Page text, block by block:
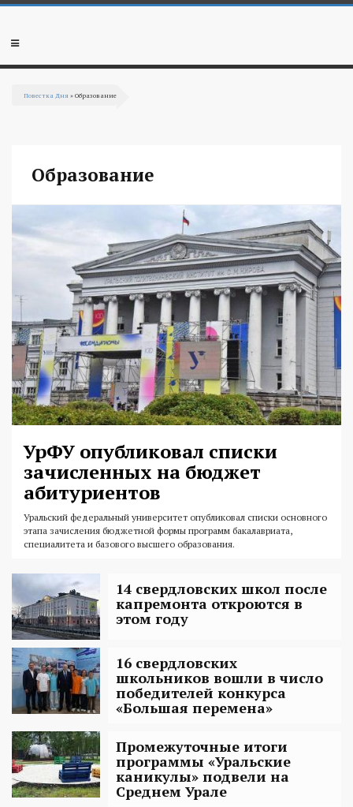
Перейти к основному содержанию
Мобильное
Повестка Дня » Образование
Образование
УрФУ опубликовал списки
зачисленных на бюджет
абитуриентов
Уральский федеральный университет опубликовал списки основного
этапа зачисления бюджетной формы программ бакалавриата,
специалитета и базового высшего образования.
14 свердловских школ после
капремонта откроются в
этом году
16 свердловских
школьников вошли в число
победителей конкурса
«Большая перемена»
Промежуточные итоги
программы «Уральские
каникулы» подвели на
Среднем Урале